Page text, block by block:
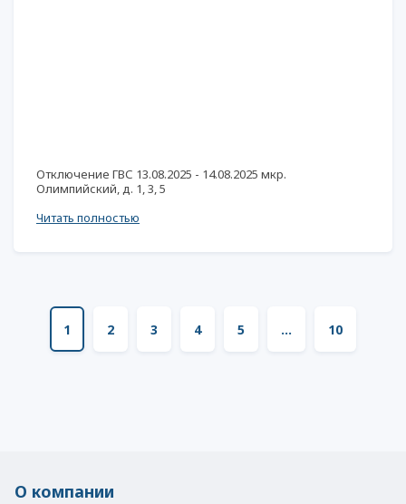
Отключение ГВС 13.08.2025 - 14.08.2025 мкр.
Олимпийский, д. 1, 3, 5
Читать полностью
1 2 3 4 5 ... 10
О компании